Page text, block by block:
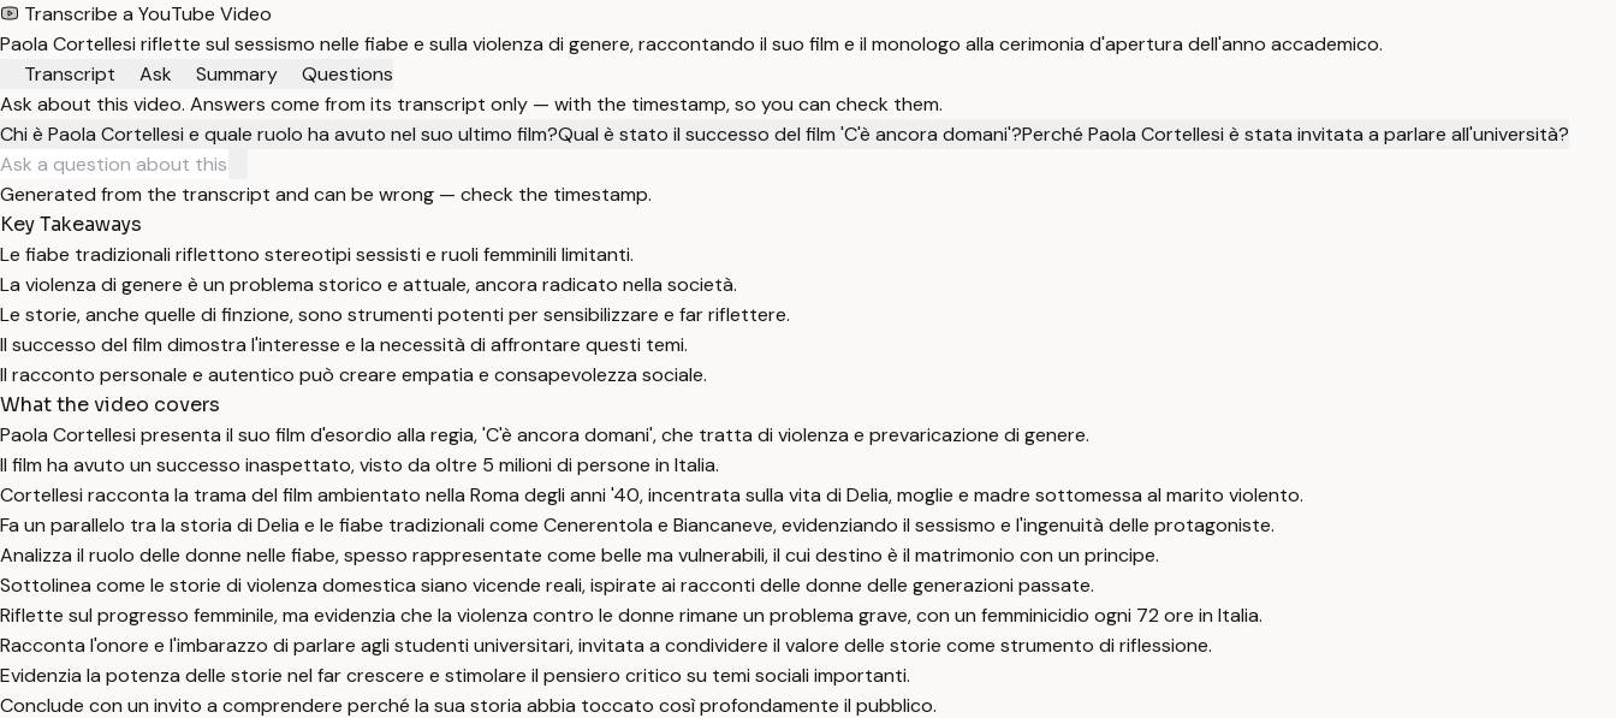
Transcribe a YouTube Video
Paola Cortellesi riflette sul sessismo nelle fiabe e sulla violenza di genere, raccontando il suo film e il monologo alla cerimonia d'apertura dell'anno accademico.
Transcript
Ask Summary
Questions
Ask about this video. Answers come from its transcript only — with the timestamp, so you can check them.
Chi è Paola Cortellesi e quale ruolo ha avuto nel suo ultimo film?Qual è stato il successo del film 'C'è ancora domani'?Perché Paola Cortellesi è stata invitata a parlare all'università?
Generated from the transcript and can be wrong — check the timestamp.
Key Takeaways
Le fiabe tradizionali riflettono stereotipi sessisti e ruoli femminili limitanti.
La violenza di genere è un problema storico e attuale, ancora radicato nella società.
Le storie, anche quelle di finzione, sono strumenti potenti per sensibilizzare e far riflettere.
Il successo del film dimostra l'interesse e la necessità di affrontare questi temi.
Il racconto personale e autentico può creare empatia e consapevolezza sociale.
What the video covers
Paola Cortellesi presenta il suo film d'esordio alla regia, 'C'è ancora domani', che tratta di violenza e prevaricazione di genere.
Il film ha avuto un successo inaspettato, visto da oltre 5 milioni di persone in Italia.
Cortellesi racconta la trama del film ambientato nella Roma degli anni '40, incentrata sulla vita di Delia, moglie e madre sottomessa al marito violento.
Fa un parallelo tra la storia di Delia e le fiabe tradizionali come Cenerentola e Biancaneve, evidenziando il sessismo e l'ingenuità delle protagoniste.
Analizza il ruolo delle donne nelle fiabe, spesso rappresentate come belle ma vulnerabili, il cui destino è il matrimonio con un principe.
Sottolinea come le storie di violenza domestica siano vicende reali, ispirate ai racconti delle donne delle generazioni passate.
Riflette sul progresso femminile, ma evidenzia che la violenza contro le donne rimane un problema grave, con un femminicidio ogni 72 ore in Italia.
Racconta l'onore e l'imbarazzo di parlare agli studenti universitari, invitata a condividere il valore delle storie come strumento di riflessione.
Evidenzia la potenza delle storie nel far crescere e stimolare il pensiero critico su temi sociali importanti.
Conclude con un invito a comprendere perché la sua storia abbia toccato così profondamente il pubblico.